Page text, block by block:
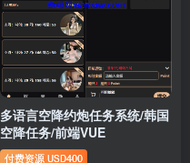
多语言空降约炮任务系统/韩国
空降任务/前端VUE
付费资源 USD400